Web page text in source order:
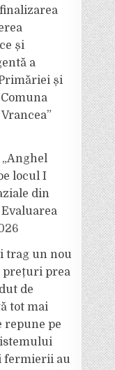
și
a
și
„Anghel
locul I
din
trag un nou
prețuri prea
de
tot mai
repune pe
fermierii au